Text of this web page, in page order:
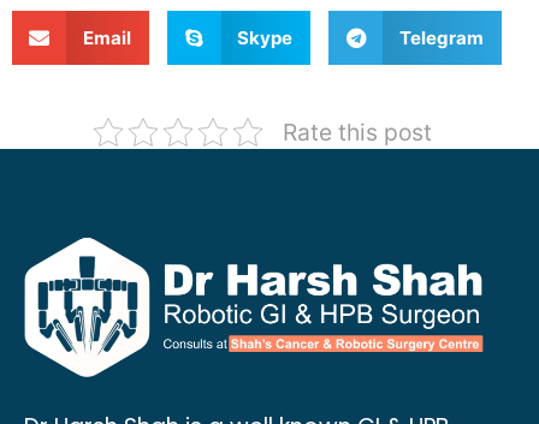
Email Skype Telegram
Rate this post